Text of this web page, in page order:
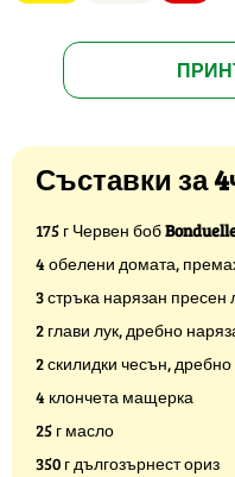
Съставки за
175 г Червен боб
4 обелени домата,
3 стръка нарязан пресен
2 глави лук, дребно
2 скилидки чесън,
4 клончета мащерка
25 г масло
350 г дългозърнест ориз